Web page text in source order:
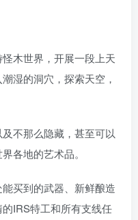
木世界，开展一段上天
湿的洞穴，探索天空，
不那么隐藏，甚至可以
各地的艺术品。
能买到的武器、新鲜酿造
IRS特工和所有支线任